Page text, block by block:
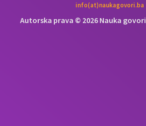
info(at)naukagovori.ba
Autorska prava © 2026 Nauka govori